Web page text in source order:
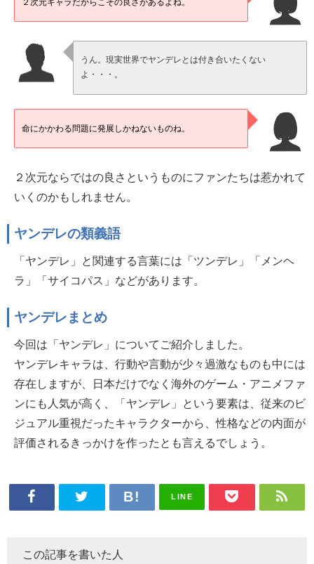
２次元キャラだからこその良さがあるよね。
うん。現実世界でヤンデレとは付き合いたくない
よ・・・。
命にかかわる問題に発展しかねないものね。
２次元ならではの良さというものにファンたちは惹かれて
いくのかもしれません。
ヤンデレの類義語
「ヤンデレ」と関連する言葉には「ツンデレ」「メンヘ
ラ」「サイコパス」などがあります。
ヤンデレまとめ
今回は「ヤンデレ」についてご紹介しました。
ヤンデレキャラは、行動や言動が少々過激なものも中には
存在しますが、日本だけでなく海外のゲーム・アニメファ
ンにも人気が高く、「ヤンデレ」という要素は、従来のビ
ジュアル重視だったキャラクターから、性格などの内面が
評価されるきっかけを作ったとも言えるでしょう。
LINE
この記事を書いた人